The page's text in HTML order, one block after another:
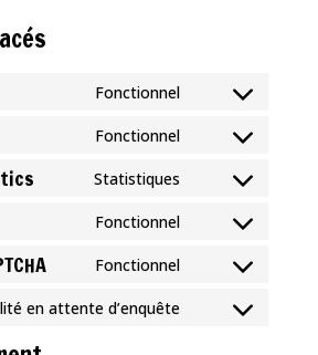
Fonctionnel
Consent
wordpress
Fonctionnel
Consent
wpml
Statistiques
Consent
google-
Fonctionnel
Consent
complianz
Fonctionnel
Consent
en attente d’enquête
Consent